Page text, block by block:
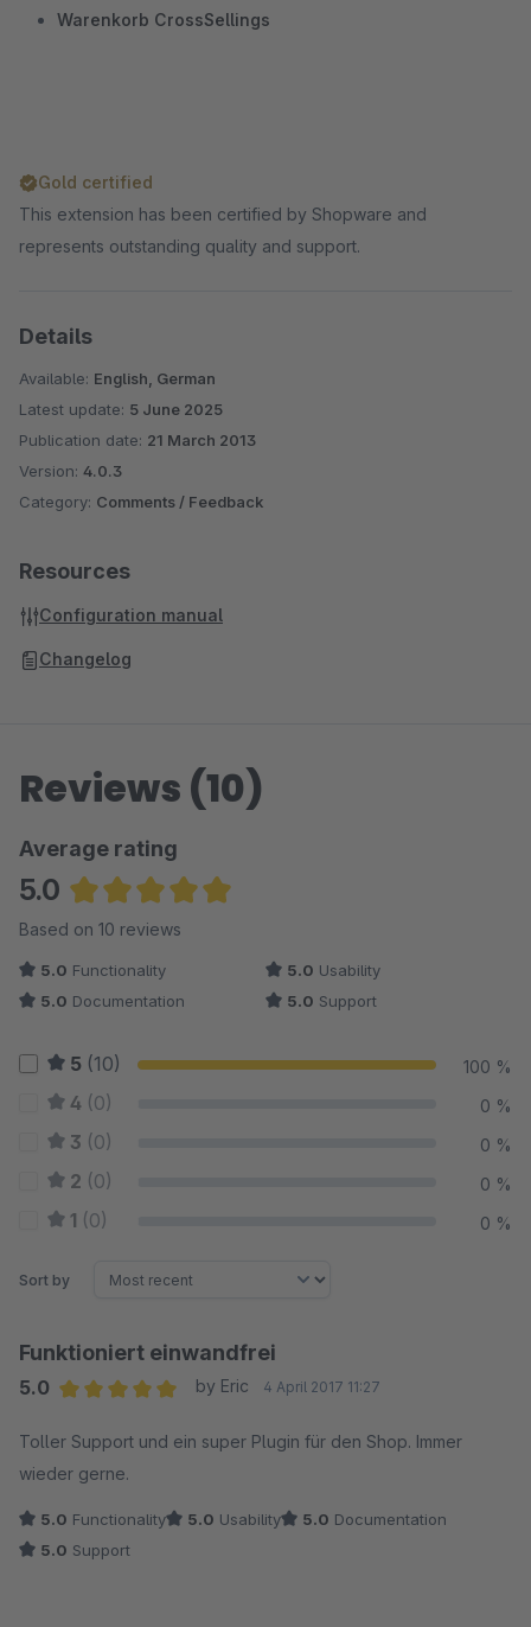
Warenkorb CrossSellings
Gold certified
This extension has been certified by Shopware and
represents outstanding quality and support.
Details
Available: English, German
Latest update: 5 June 2025
Publication date: 21 March 2013
Version: 4.0.3
Category: Comments / Feedback
Resources
Configuration manual
Changelog
Reviews (10)
Average rating
5.0
Average rating of 5 out of 5 stars
Based on 10 reviews
5.0 Functionality 5.0 Usability
5.0 Documentation 5.0 Support
5 (10) 100 %
4 (0) 0 %
3 (0) 0 %
2 (0) 0 %
1 (0) 0 %
Sort by
Funktioniert einwandfrei
5.0
by Eric 4 April 2017 11:27
Toller Support und ein super Plugin für den Shop. Immer
wieder gerne.
5.0 Functionality 5.0 Usability 5.0 Documentation
5.0 Support